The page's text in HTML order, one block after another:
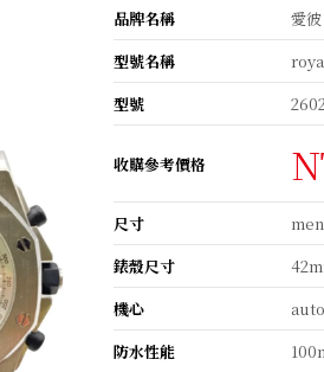
品牌名稱
愛
型號名稱
型號
收購參考價格
尺寸
錶殼尺寸
機心
防水性能